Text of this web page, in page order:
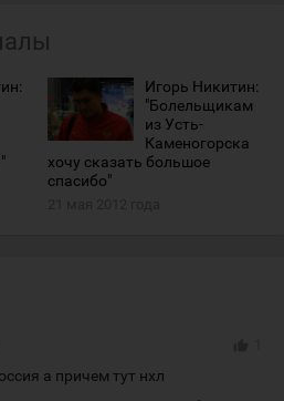
Игорь Никитин:
"Болельщикам
из Усть-
Каменогорска
хочу сказать большое
спасибо"
а причем тут нхл